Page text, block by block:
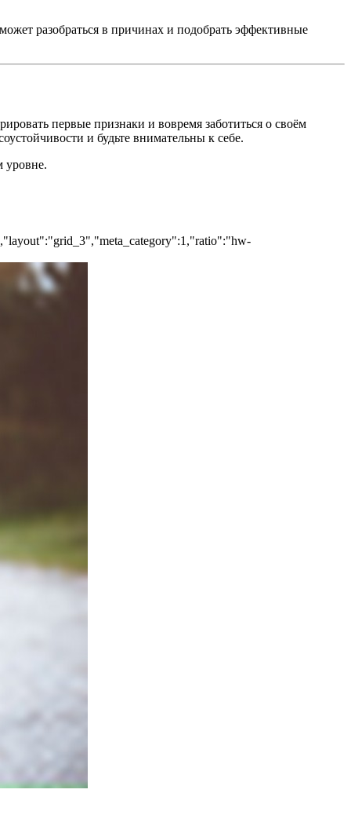
разобраться в причинах и подобрать эффективные
первые признаки и вовремя заботиться о своём
и будьте внимательны к себе.
уровне.